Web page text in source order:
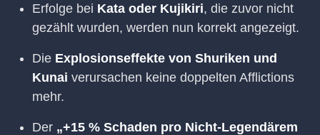
Erfolge bei Kata oder Kujikiri, die zuvor nicht
gezählt wurden, werden nun korrekt angezeigt.
Die Explosionseffekte von Shuriken und
Kunai verursachen keine doppelten Afflictions
mehr.
Der „+15 % Schaden pro Nicht-Legendärem